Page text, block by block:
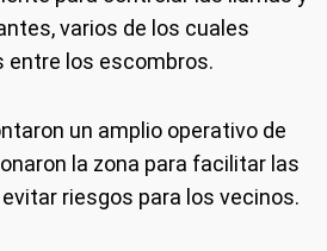
varios de los cuales
entre los escombros.
un amplio operativo de
la zona para facilitar las
riesgos para los vecinos.